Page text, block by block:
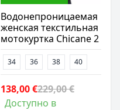
Водонепроницаемая
женская текстильная
мотокуртка Chicane 2
34 36 38 40
138,00 €229,00 €
Доступно в